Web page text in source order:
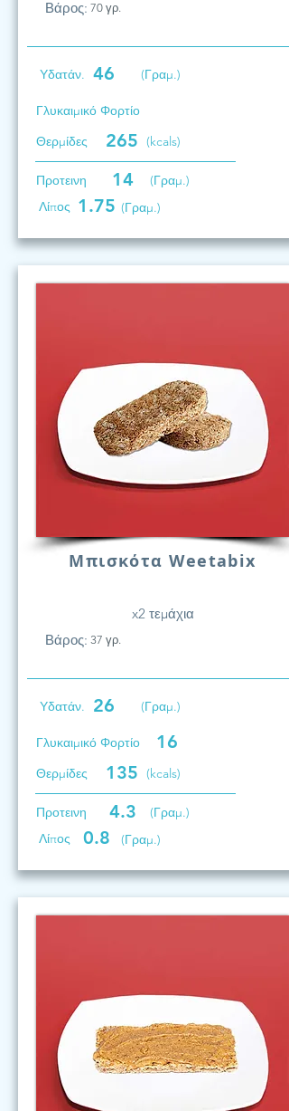
Βάρος: 70 γρ.
Υδατάν. 46 (Γραμ.)
Γλυκαιμικό Φορτίο
Θερμίδες
265 (kcals)
Προτεινη 14
(Γραμ.)
Λίπος 1.75 (Γραμ.)
Μπισκότα Weetabix
x2 τεμάχια
Βάρος: 37 γρ.
Υδατάν. 26 (Γραμ.)
Γλυκαιμικό Φορτίο 16
Θερμίδες 135 (kcals)
Προτεινη 4.3
(Γραμ.)
Λίπος
0.8 (Γραμ.)